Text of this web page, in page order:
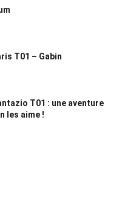
T01 – Gabin
T01 : une aventure
les aime !